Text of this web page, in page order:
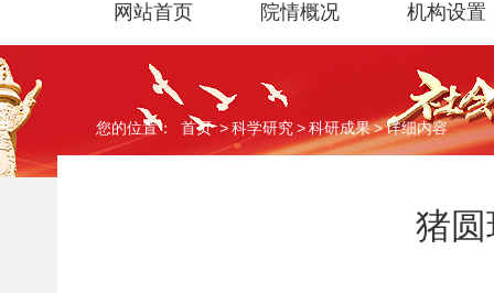
网站首页 院情概况 机构设置
您的位置： 首页>科学研究>科研成果>详细内容
猪圆